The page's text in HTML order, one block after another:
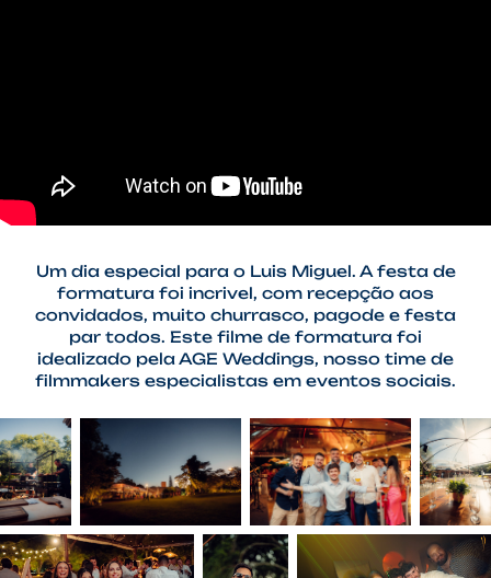
Um dia especial para o Luis Miguel. A festa de
formatura foi incrivel, com recepção aos
convidados, muito churrasco, pagode e festa
par todos. Este filme de formatura foi
idealizado pela AGE Weddings, nosso time de
filmmakers especialistas em eventos sociais.